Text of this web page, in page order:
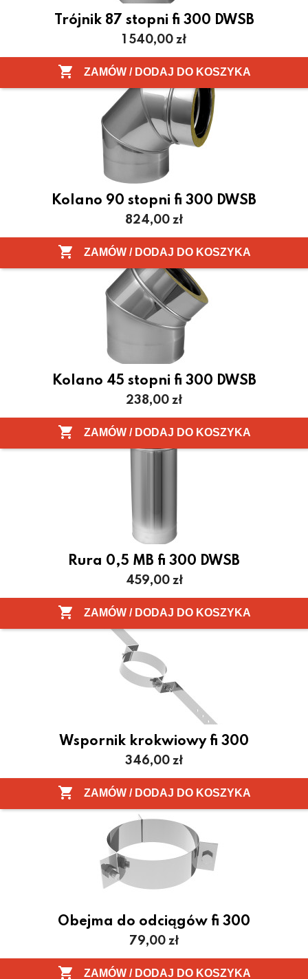
Trójnik 87 stopni fi 300 DWSB
Cena
1 540,00 zł
 ZAMÓW / DODAJ DO KOSZYKA
Kolano 90 stopni fi 300 DWSB
Cena
824,00 zł
 ZAMÓW / DODAJ DO KOSZYKA
Kolano 45 stopni fi 300 DWSB
Cena
238,00 zł
 ZAMÓW / DODAJ DO KOSZYKA
Rura 0,5 MB fi 300 DWSB
Cena
459,00 zł
 ZAMÓW / DODAJ DO KOSZYKA
Wspornik krokwiowy fi 300
Cena
346,00 zł
 ZAMÓW / DODAJ DO KOSZYKA
Obejma do odciągów fi 300
Cena
79,00 zł
 ZAMÓW / DODAJ DO KOSZYKA